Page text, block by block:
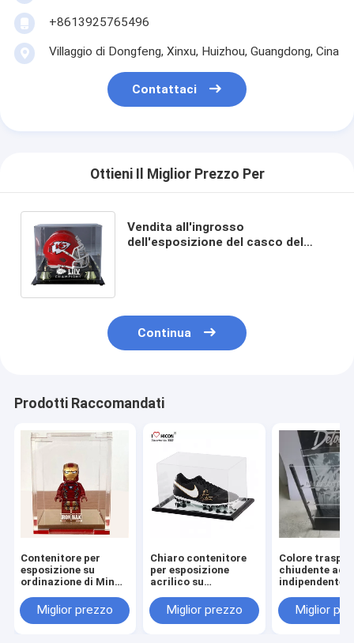
+8613925765496
Villaggio di Dongfeng, Xinxu, Huizhou, Guangdong, Cina
Contattaci
Ottieni Il Miglior Prezzo Per
Vendita all'ingrosso
dell'esposizione del casco del
Continua
Prodotti Raccomandati
Contenitore per
esposizione su
ordinazione di Minfig
esposizione acrilico
per Lego Minifigures
Miglior prezzo
Chiaro contenitore
per esposizione
acrilico su
antipolvere delle
scarpe della scarpa
Miglior prezzo
Colore
chiudente
indipendente
esposizione di
Sunglass
Miglior